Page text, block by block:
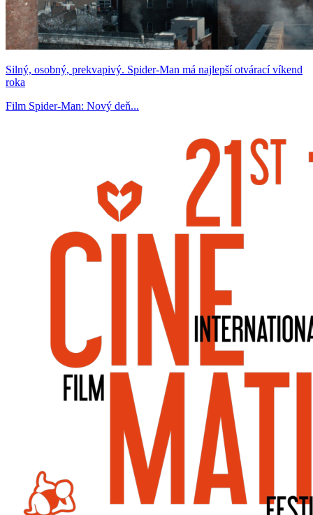
Silný, osobný, prekvapivý. Spider-Man má najlepší otvárací víkend
roka
Film Spider-Man: Nový deň...